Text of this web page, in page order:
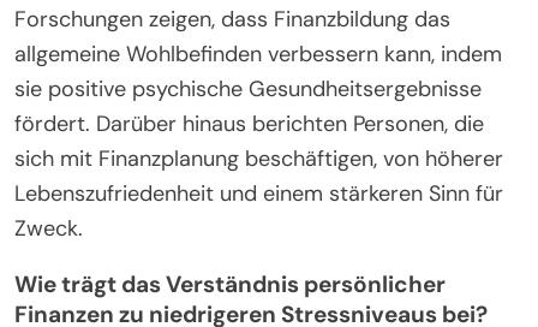
Forschungen zeigen, dass Finanzbildung das
allgemeine Wohlbefinden verbessern kann, indem
sie positive psychische Gesundheitsergebnisse
fördert. Darüber hinaus berichten Personen, die
sich mit Finanzplanung beschäftigen, von höherer
Lebenszufriedenheit und einem stärkeren Sinn für
Zweck.
Wie trägt das Verständnis persönlicher
Finanzen zu niedrigeren Stressniveaus bei?